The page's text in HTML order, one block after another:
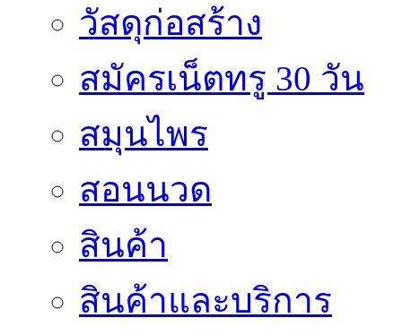
วัสดุก่อสร้าง
สมัครเน็ตทรู 30 วัน
สมุนไพร
สอนนวด
สินค้า
สินค้าและบริการ